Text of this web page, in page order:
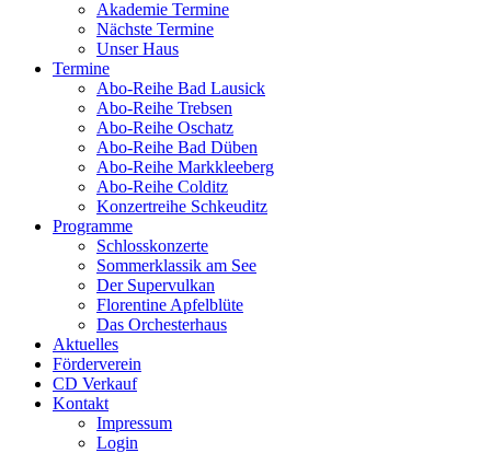
Akademie Termine
Nächste Termine
Unser Haus
Termine
Abo-Reihe Bad Lausick
Abo-Reihe Trebsen
Abo-Reihe Oschatz
Abo-Reihe Bad Düben
Abo-Reihe Markkleeberg
Abo-Reihe Colditz
Konzertreihe Schkeuditz
Programme
Schlosskonzerte
Sommerklassik am See
Der Supervulkan
Florentine Apfelblüte
Das Orchesterhaus
Aktuelles
Förderverein
CD Verkauf
Kontakt
Impressum
Login